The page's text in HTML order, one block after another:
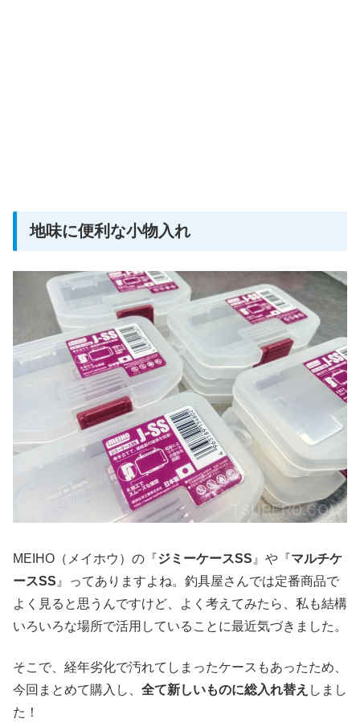
地味に便利な小物入れ
MEIHO（メイホウ）の『ジミーケースSS』や『マルチケ
ースSS』ってありますよね。釣具屋さんでは定番商品で
よく見ると思うんですけど、よく考えてみたら、私も結構
いろいろな場所で活用していることに最近気づきました。
そこで、経年劣化で汚れてしまったケースもあったため、
今回まとめて購入し、 全て新しいものに総入れ替え しまし
た！